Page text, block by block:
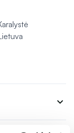
expand_more